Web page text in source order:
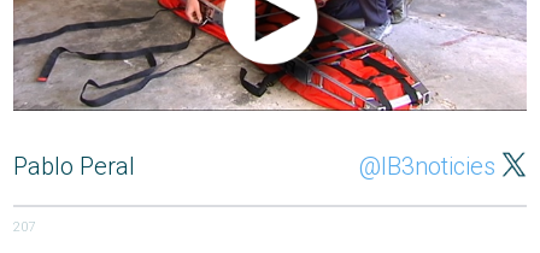
Pablo Peral @IB3noticies
207